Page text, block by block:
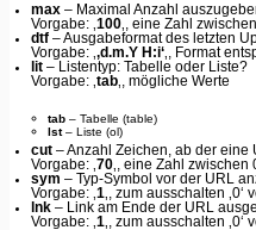
max – Maximal Anzahl
Vorgabe: ‚100 ‚, eine Zahl
dtf – Ausgabeformat des letzten
Vorgabe: ‚‚d.m.Y H:i‘ ‚, Format
lit – Listentyp: Tabelle oder Liste?
Vorgabe: ‚tab ‚, mögliche Werte
tab – Tabelle (table)
lst– Liste (ol)
cut – Anzahl Zeichen, ab der eine
Vorgabe: ‚70 ‚, eine Zahl
sym – Typ-Symbol vor der URL
Vorgabe: ‚1 ‚, zum ausschalten ‚0‘
lnk – Link am Ende der URL
Vorgabe: ‚1 ‚, zum ausschalten ‚0‘